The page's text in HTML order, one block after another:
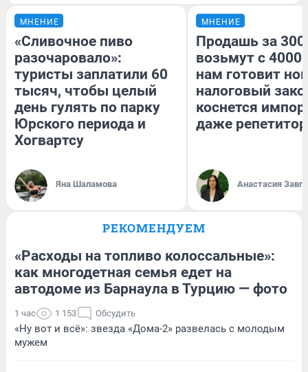
МНЕНИЕ
«Сливочное пиво
разочаровало»:
туристы заплатили 60
тысяч, чтобы целый
день гулять по парку
Юрского периода и
Хогвартсу
Яна Шаламова
МНЕНИЕ
Продашь за
возьмут с
нам готовит
налоговый
коснется
даже
Анастасия
РЕКОМЕНДУЕМ
«Расходы на топливо колоссальные»:
как многодетная семья едет на
автодоме из Барнаула в Турцию — фото
1 час 1 153 Обсудить
«Ну вот и всё»: звезда «Дома-2» развелась с молодым
мужем